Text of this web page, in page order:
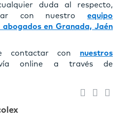
duda al respecto,
con nuestro equipo
abogados en Granada, Jaén
contactar con nuestros
online a través de